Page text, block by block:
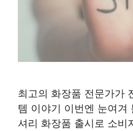
최고의 화장품 전문가가
템 이야기 이번엔 눈여겨
셔리 화장품 출시로 소비